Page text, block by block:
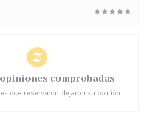
opiniones comprobadas
que reservaron dejaron su opinión